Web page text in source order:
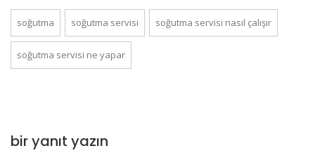
soğutma soğutma servisi soğutma servisi nasıl çalışır
soğutma servisi ne yapar
bir yanıt yazın